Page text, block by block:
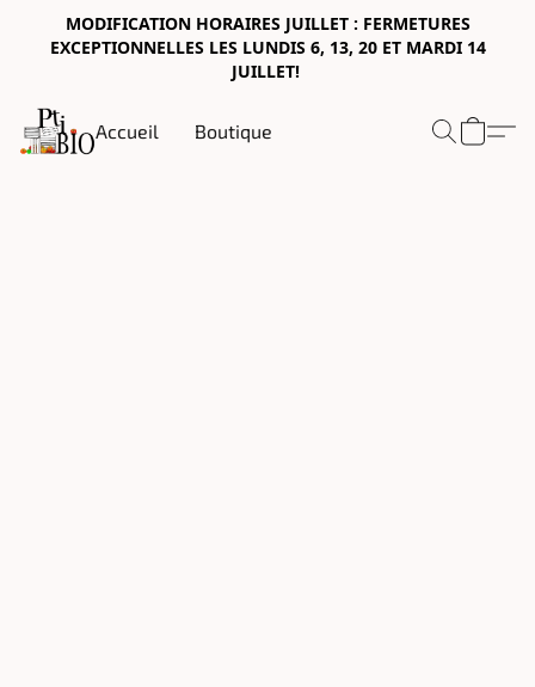
MODIFICATION HORAIRES JUILLET : FERMETURES
EXCEPTIONNELLES LES LUNDIS 6, 13, 20 ET MARDI 14
JUILLET!
Accueil Boutique